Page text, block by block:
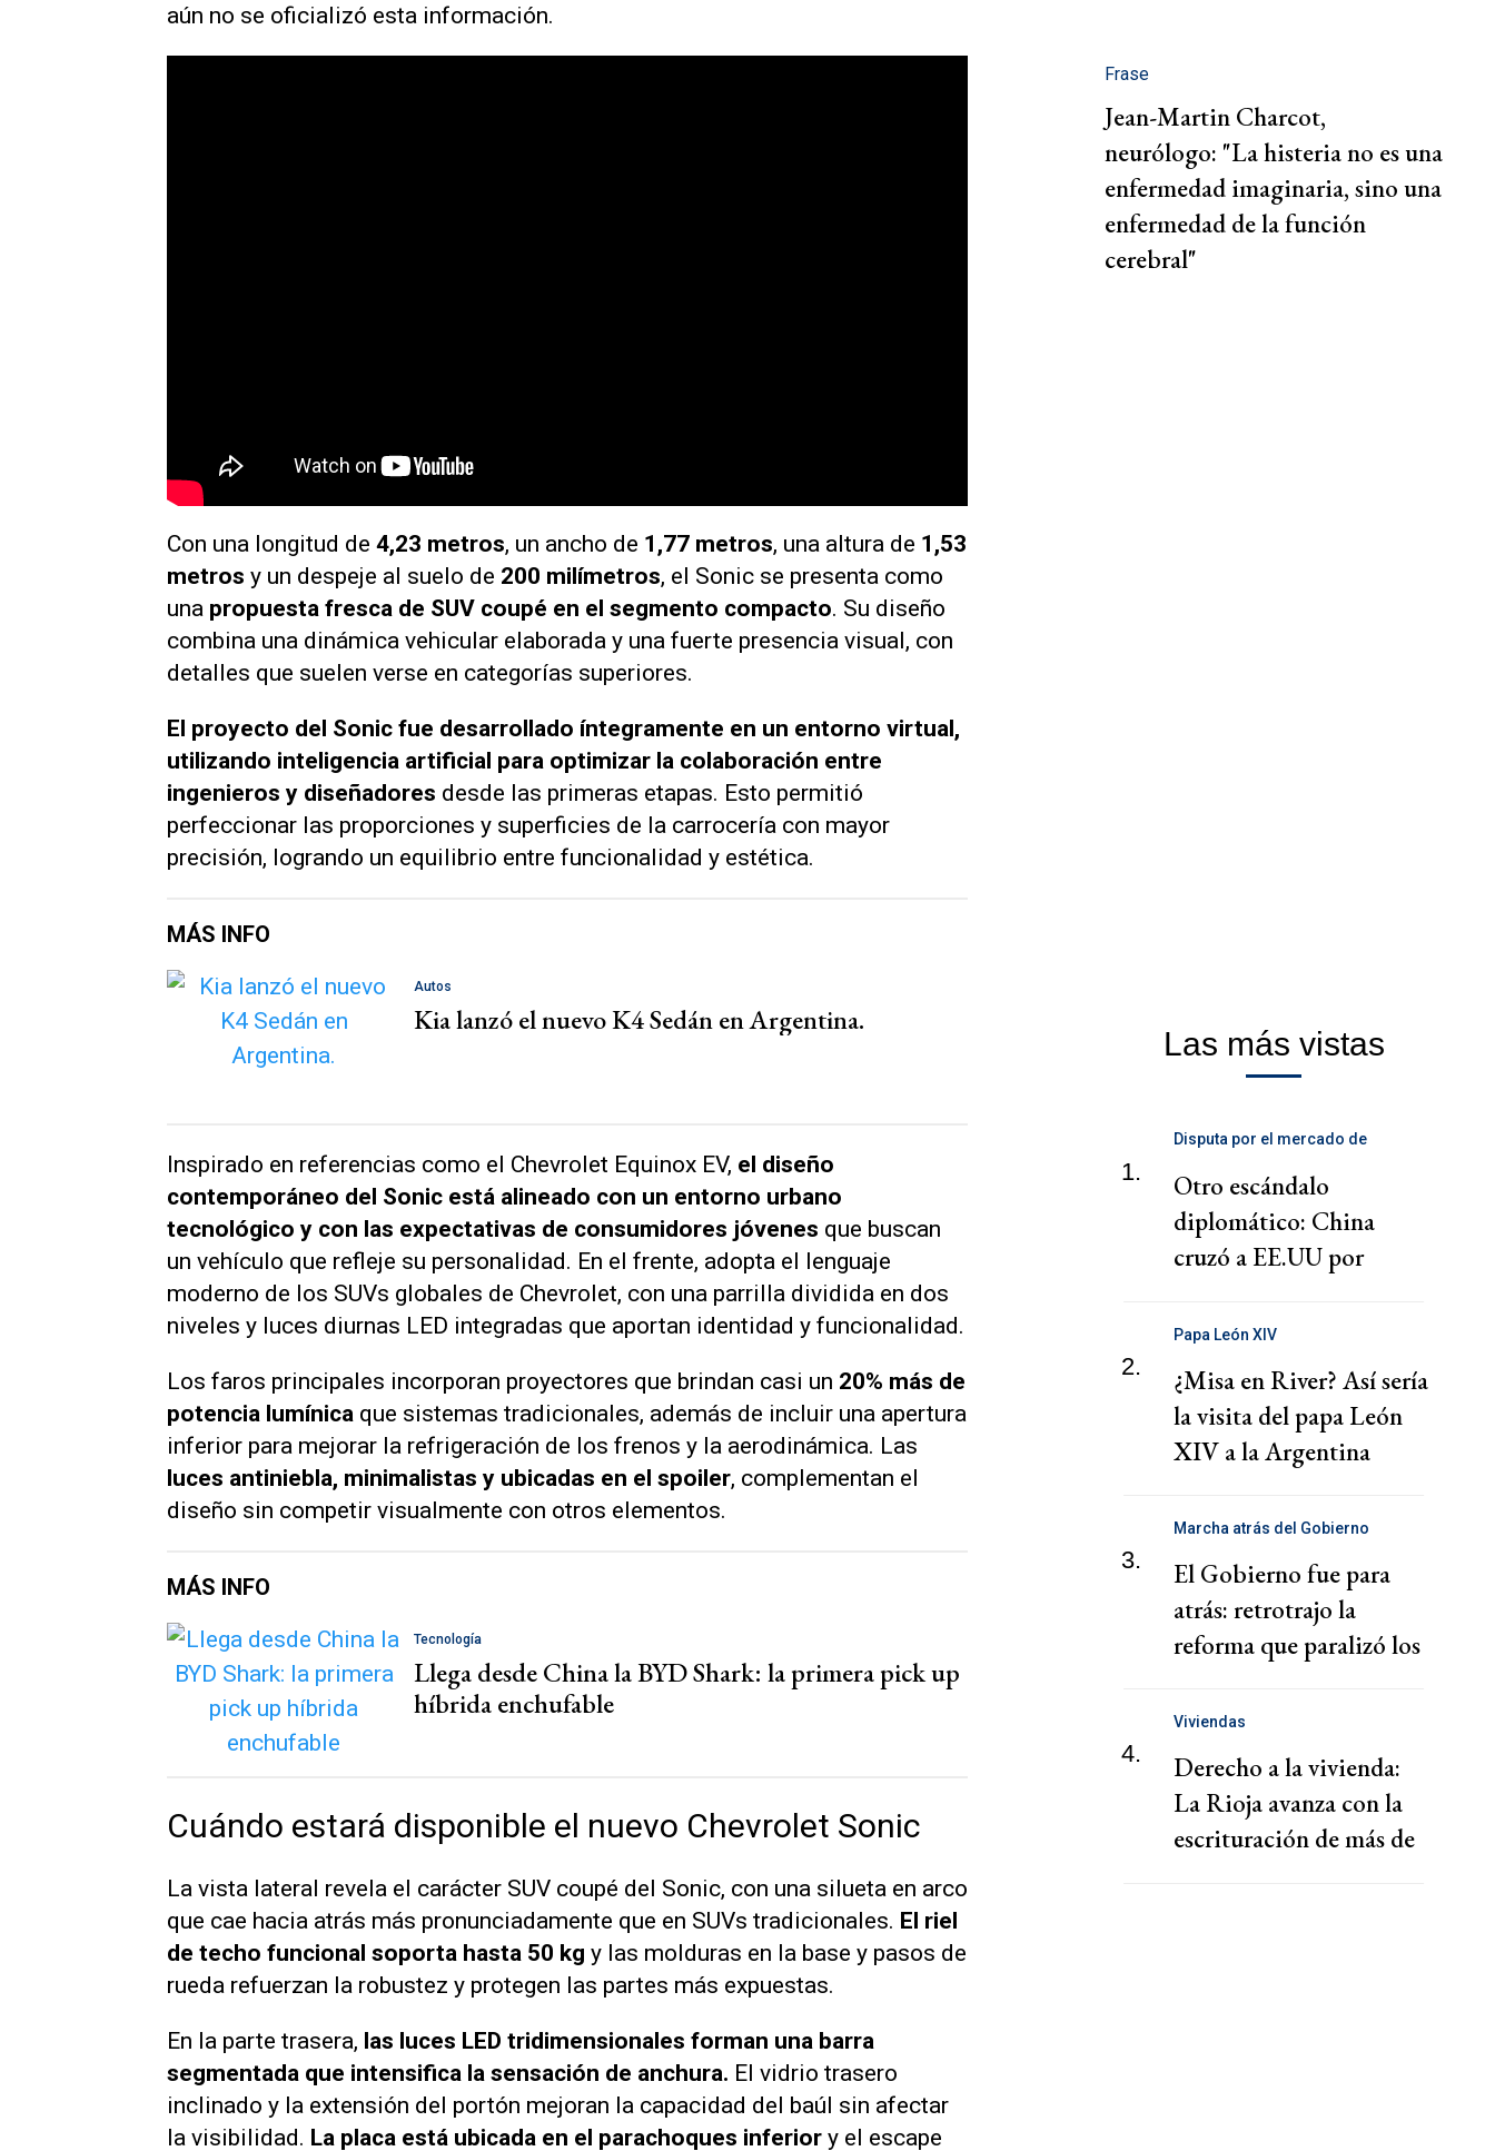
aún no se oficializó esta información.
Con una longitud de 4,23 metros, un ancho de 1,77 metros, una altura de 1,53
metros y un despeje al suelo de 200 milímetros, el Sonic se presenta como
una propuesta fresca de SUV coupé en el segmento compacto. Su diseño
combina una dinámica vehicular elaborada y una fuerte presencia visual, con
detalles que suelen verse en categorías superiores.
El proyecto del Sonic fue desarrollado íntegramente en un entorno virtual,
utilizando inteligencia artificial para optimizar la colaboración entre
ingenieros y diseñadores desde las primeras etapas. Esto permitió
perfeccionar las proporciones y superficies de la carrocería con mayor
precisión, logrando un equilibrio entre funcionalidad y estética.
MÁS INFO
Autos
Kia lanzó el nuevo K4 Sedán en Argentina.
Inspirado en referencias como el Chevrolet Equinox EV, el diseño
contemporáneo del Sonic está alineado con un entorno urbano
tecnológico y con las expectativas de consumidores jóvenes que buscan
un vehículo que refleje su personalidad. En el frente, adopta el lenguaje
moderno de los SUVs globales de Chevrolet, con una parrilla dividida en dos
niveles y luces diurnas LED integradas que aportan identidad y funcionalidad.
Los faros principales incorporan proyectores que brindan casi un 20% más de
potencia lumínica que sistemas tradicionales, además de incluir una apertura
inferior para mejorar la refrigeración de los frenos y la aerodinámica. Las
luces antiniebla, minimalistas y ubicadas en el spoiler, complementan el
diseño sin competir visualmente con otros elementos.
MÁS INFO
Tecnología
Llega desde China la BYD Shark: la primera pick up
híbrida enchufable
Cuándo estará disponible el nuevo Chevrolet Sonic
La vista lateral revela el carácter SUV coupé del Sonic, con una silueta en arco
que cae hacia atrás más pronunciadamente que en SUVs tradicionales. El riel
de techo funcional soporta hasta 50 kg y las molduras en la base y pasos de
rueda refuerzan la robustez y protegen las partes más expuestas.
En la parte trasera, las luces LED tridimensionales forman una barra
segmentada que intensifica la sensación de anchura. El vidrio trasero
inclinado y la extensión del portón mejoran la capacidad del baúl sin afectar
la visibilidad. La placa está ubicada en el parachoques inferior y el escape
Frase
Jean-Martin Charcot,
neurólogo: "La histeria no es una
enfermedad imaginaria, sino una
enfermedad de la función
cerebral"
Las más vistas
1.
Disputa por el mercado de
Otro escándalo
diplomático: China
cruzó a EE.UU por
cooperativa Argentina
2.
Papa León XIV
¿Misa en River? Así sería
la visita del papa León
XIV a la Argentina
3.
Marcha atrás del Gobierno
El Gobierno fue para
atrás: retrotrajo la
reforma que paralizó los
4.
Viviendas
Derecho a la vivienda:
La Rioja avanza con la
escrituración de más de